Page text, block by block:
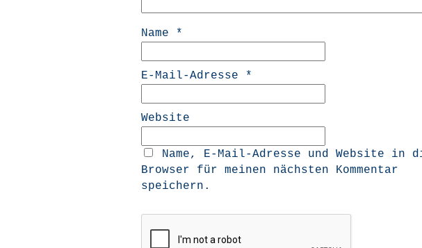
Name *
E-Mail-Adresse *
Website
Name, E-Mail-Adresse und Website in
Browser für meinen nächsten Kommentar
speichern.